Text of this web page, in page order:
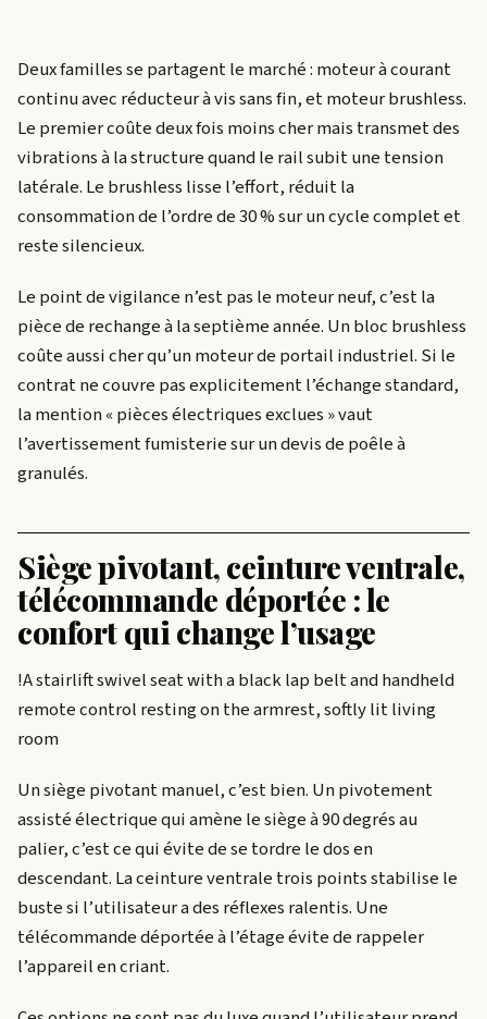
Deux familles se partagent le marché : moteur à courant
continu avec réducteur à vis sans fin, et moteur brushless.
Le premier coûte deux fois moins cher mais transmet des
vibrations à la structure quand le rail subit une tension
latérale. Le brushless lisse l’effort, réduit la
consommation de l’ordre de 30 % sur un cycle complet et
reste silencieux.
Le point de vigilance n’est pas le moteur neuf, c’est la
pièce de rechange à la septième année. Un bloc brushless
coûte aussi cher qu’un moteur de portail industriel. Si le
contrat ne couvre pas explicitement l’échange standard,
la mention « pièces électriques exclues » vaut
l’avertissement fumisterie sur un devis de poêle à
granulés.
Siège pivotant, ceinture ventrale,
télécommande déportée : le
confort qui change l’usage
!A stairlift swivel seat with a black lap belt and handheld
remote control resting on the armrest, softly lit living
room
Un siège pivotant manuel, c’est bien. Un pivotement
assisté électrique qui amène le siège à 90 degrés au
palier, c’est ce qui évite de se tordre le dos en
descendant. La ceinture ventrale trois points stabilise le
buste si l’utilisateur a des réflexes ralentis. Une
télécommande déportée à l’étage évite de rappeler
l’appareil en criant.